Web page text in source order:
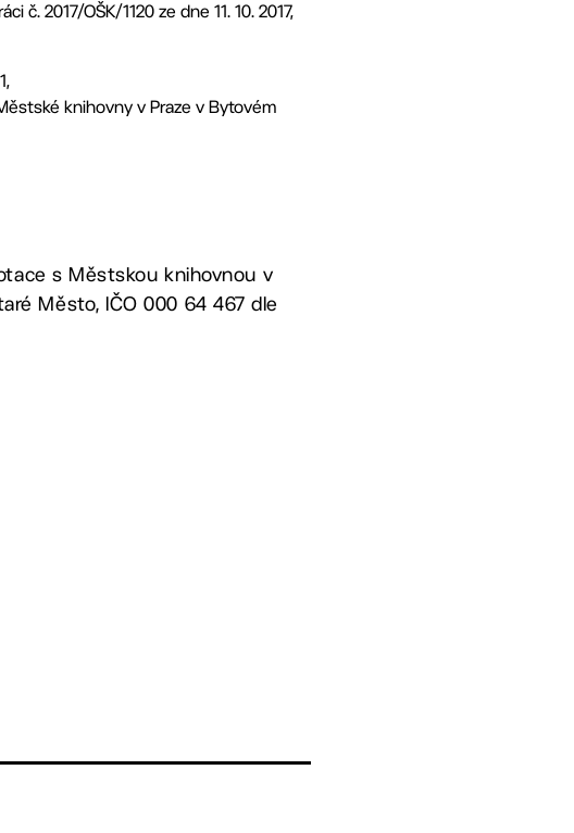
2017/OŠK/1120 ze dne 11. 10. 2017,
knihovny v Praze v Bytovém
s Městskou knihovnou v
Město, IČO 000 64 467 dle